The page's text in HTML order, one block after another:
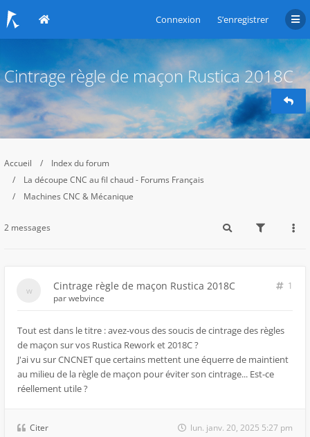
Connexion S’enregistrer
Cintrage règle de maçon Rustica 2018C
Accueil
Index du forum
La découpe CNC au fil chaud - Forums Français
Machines CNC & Mécanique
2 messages
Cintrage règle de maçon Rustica 2018C
1
parwebvince
Tout est dans le titre : avez-vous des soucis de cintrage des règles
de maçon sur vos Rustica Rework et 2018C ?
J'ai vu sur CNCNET que certains mettent une équerre de maintient
au milieu de la règle de maçon pour éviter son cintrage... Est-ce
réellement utile ?
Citer lun. janv. 20, 2025 5:27 pm